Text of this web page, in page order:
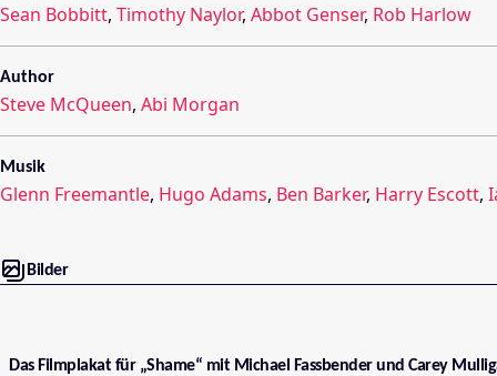
Sean Bobbitt, Timothy Naylor, Abbot Genser, Rob Harlow
Author
Steve McQueen, Abi Morgan
Musik
Glenn Freemantle, Hugo Adams, Ben Barker, Harry Escott,
Bilder
Das Filmplakat für „Shame“ mit Michael Fassbender und Carey